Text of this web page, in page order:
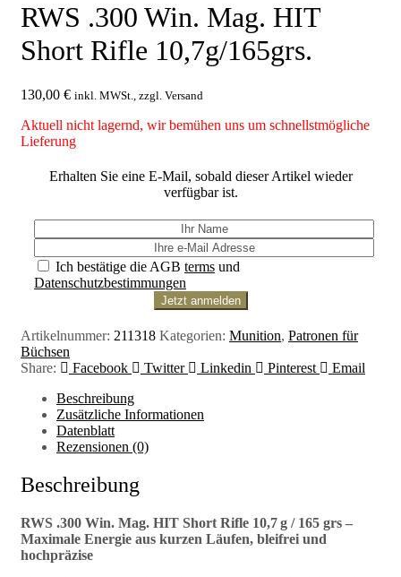
RWS .300 Win. Mag. HIT
Short Rifle 10,7g/165grs.
130,00 € inkl. MWSt., zzgl. Versand
Aktuell nicht lagernd, wir bemühen uns um schnellstmögliche
Lieferung
Erhalten Sie eine E-Mail, sobald dieser Artikel wieder
verfügbar ist.
Ich bestätige die AGB terms und
Datenschutzbestimmungen
Artikelnummer: 211318 Kategorien: Munition, Patronen für
Büchsen
Share:
Facebook Twitter Linkedin Pinterest
Email
Beschreibung
Zusätzliche Informationen
Datenblatt
Rezensionen (0)
Beschreibung
RWS .300 Win. Mag. HIT Short Rifle 10,7 g / 165 grs –
Maximale Energie aus kurzen Läufen, bleifrei und
hochpräzise